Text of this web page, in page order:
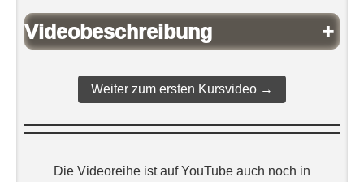
Videobeschreibung +
Weiter zum ersten Kursvideo →
Die Videoreihe ist auf YouTube auch noch in